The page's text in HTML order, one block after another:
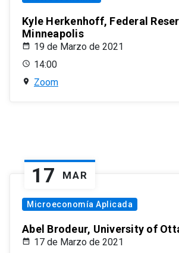
Kyle Herkenhoff, Federal
Minneapolis
19 de Marzo de 2021
14:00
Zoom
17 MAR
Microeconomía Aplicada
Abel Brodeur, University of
17 de Marzo de 2021